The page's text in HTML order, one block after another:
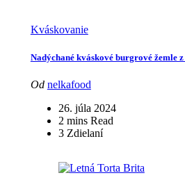
Kváskovanie
Nadýchané kváskové burgrové žemle
Od nelkafood
26. júla 2024
2 mins Read
3 Zdielaní